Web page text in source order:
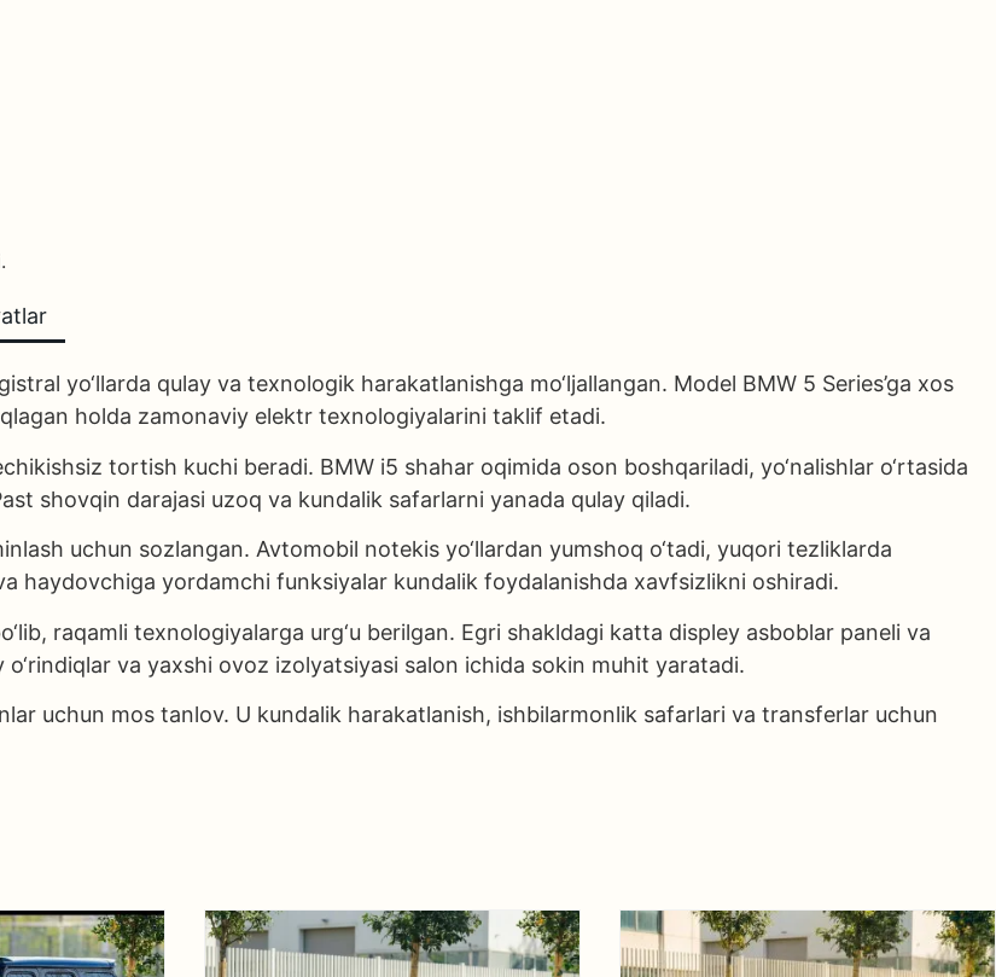
yo‘llarda qulay va texnologik harakatlanishga mo‘ljallangan. Model BMW 5 Series’ga xos
holda zamonaviy elektr texnologiyalarini taklif etadi.
tortish kuchi beradi. BMW i5 shahar oqimida oson boshqariladi, yo‘nalishlar o‘rtasida
shovqin darajasi uzoq va kundalik safarlarni yanada qulay qiladi.
uchun sozlangan. Avtomobil notekis yo‘llardan yumshoq o‘tadi, yuqori tezliklarda
haydovchiga yordamchi funksiyalar kundalik foydalanishda xavfsizlikni oshiradi.
raqamli texnologiyalarga urg‘u berilgan. Egri shakldagi katta displey asboblar paneli va
va yaxshi ovoz izolyatsiyasi salon ichida sokin muhit yaratadi.
uchun mos tanlov. U kundalik harakatlanish, ishbilarmonlik safarlari va transferlar uchun